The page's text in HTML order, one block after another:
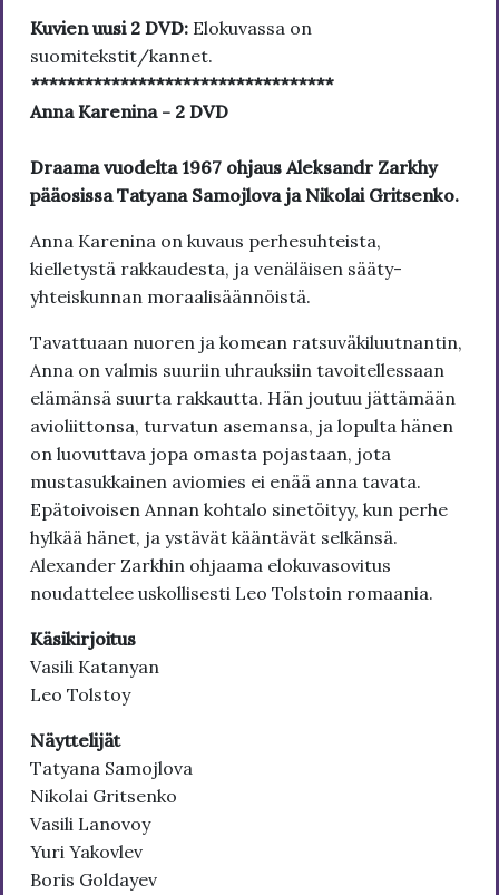
Kuvien uusi 2 DVD: Elokuvassa on
suomitekstit/kannet.
**********************************
Anna Karenina - 2 DVD
Draama vuodelta 1967 ohjaus Aleksandr Zarkhy
pääosissa Tatyana Samojlova ja Nikolai Gritsenko.
Anna Karenina on kuvaus perhesuhteista,
kielletystä rakkaudesta, ja venäläisen sääty-
yhteiskunnan moraalisäännöistä.
Tavattuaan nuoren ja komean ratsuväkiluutnantin,
Anna on valmis suuriin uhrauksiin tavoitellessaan
elämänsä suurta rakkautta. Hän joutuu jättämään
avioliittonsa, turvatun asemansa, ja lopulta hänen
on luovuttava jopa omasta pojastaan, jota
mustasukkainen aviomies ei enää anna tavata.
Epätoivoisen Annan kohtalo sinetöityy, kun perhe
hylkää hänet, ja ystävät kääntävät selkänsä.
Alexander Zarkhin ohjaama elokuvasovitus
noudattelee uskollisesti Leo Tolstoin romaania.
Käsikirjoitus
Vasili Katanyan
Leo Tolstoy
Näyttelijät
Tatyana Samojlova
Nikolai Gritsenko
Vasili Lanovoy
Yuri Yakovlev
Boris Goldayev